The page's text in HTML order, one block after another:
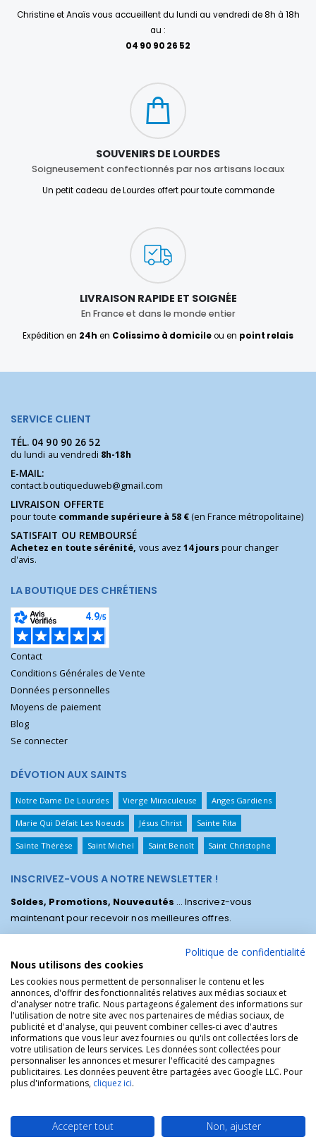
Christine et Anaïs vous accueillent du lundi au vendredi de 8h à 18h
au :
04 90 90 26 52
SOUVENIRS DE LOURDES
Soigneusement confectionnés par nos artisans locaux
Un petit cadeau de Lourdes offert pour toute commande
LIVRAISON RAPIDE ET SOIGNÉE
En France et dans le monde entier
Expédition en 24h en Colissimo à domicileou en point relais
SERVICE CLIENT
TÉL. 04 90 90 26 52
du lundi au vendredi 8h-18h
E-MAIL:
contact.boutiqueduweb@gmail.com
LIVRAISON OFFERTE
pour toute commande supérieure à 58 €(en France métropolitaine)
SATISFAIT OU REMBOURSÉ
Achetez en toute sérénité, vous avez14 jours pour changer
d'avis.
LA BOUTIQUE DES CHRÉTIENS
Contact
Conditions Générales de Vente
Données personnelles
Moyens de paiement
Blog
Se connecter
DÉVOTION AUX SAINTS
Notre Dame De Lourdes Vierge Miraculeuse Anges Gardiens
Marie Qui Défait Les Noeuds Jésus Christ Sainte Rita
Sainte Thérèse Saint Michel Saint Benoît Saint Christophe
INSCRIVEZ-VOUS A NOTRE NEWSLETTER !
Soldes, Promotions, Nouveautés ... Inscrivez-vous
maintenant pour recevoir nos meilleures offres.
La Boutique des Chrétiens © | La boutique religieuse chrétienne de
référence !.
Politique de confidentialité
Nous utilisons des cookies
Les cookies nous permettent de personnaliser le contenu et les
annonces, d'offrir des fonctionnalités relatives aux médias sociaux et
d'analyser notre trafic. Nous partageons également des informations sur
l'utilisation de notre site avec nos partenaires de médias sociaux, de
publicité et d'analyse, qui peuvent combiner celles-ci avec d'autres
informations que vous leur avez fournies ou qu'ils ont collectées lors de
votre utilisation de leurs services. Les données sont collectées pour
personnaliser les annonces et mesurer l'efficacité des campagnes
publicitaires. Les données peuvent être partagées avec Google LLC. Pour
plus d'informations, cliquez ici.
Accepter tout Non, ajuster